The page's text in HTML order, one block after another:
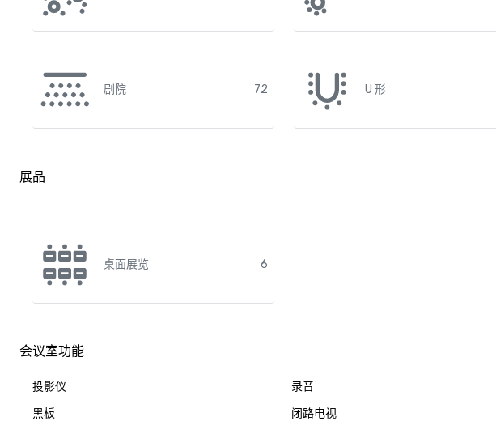
剧院 72 U 形
展品
桌面展览 6
会议室功能
投影仪 录音
黑板
闭路电视